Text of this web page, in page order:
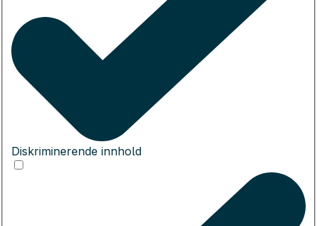
Diskriminerende innhold